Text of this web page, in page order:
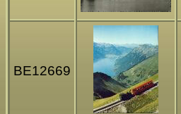
BE12669